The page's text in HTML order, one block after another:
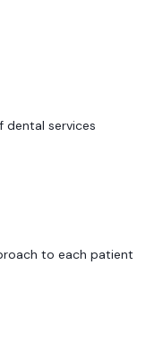
dental services
to each patient